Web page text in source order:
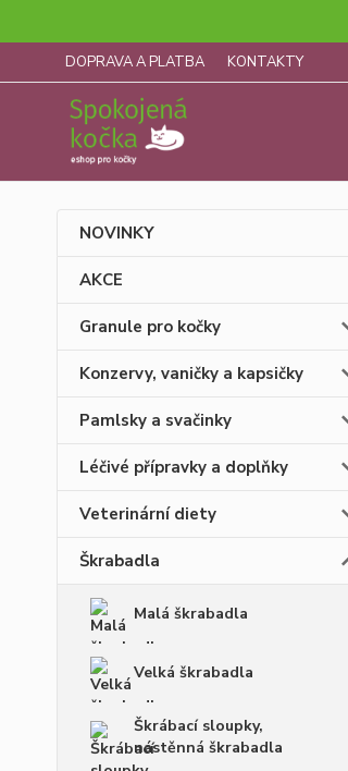
DOPRAVA A PLATBA KONTAKTY
NOVINKY
AKCE
Granule pro kočky
Konzervy, vaničky a kapsičky
Pamlsky a svačinky
Léčivé přípravky a doplňky
Veterinární diety
Škrabadla
Malá škrabadla
Velká škrabadla
Škrábací sloupky,
nástěnná škrabadla